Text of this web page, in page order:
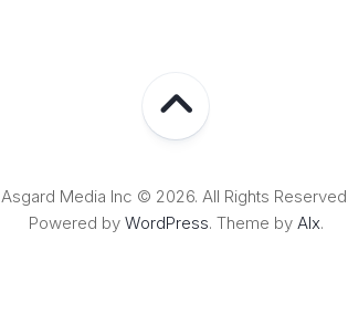
Asgard Media Inc © 2026. All Rights Reserved.
Powered by WordPress. Theme by Alx.